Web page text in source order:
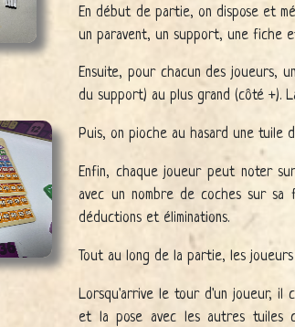
En début de partie, on dispose et
un paravent, un support, une fiche
Ensuite, pour chacun des joueurs,
du support) au plus grand (côté +).
Puis, on pioche au hasard une tuile
Enfin, chaque joueur peut noter
avec un nombre de coches sur sa
déductions et éliminations.
Tout au long de la partie, les
Lorsqu'arrive le tour d'un joueur, il
et la pose avec les autres tuiles